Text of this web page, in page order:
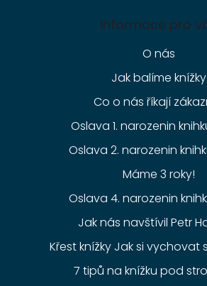
Informace pro
O nás
Jak balíme knížky
Co o nás říkají
Oslava 1. narozenin
Oslava 2. narozenin
Máme 3 roky!
Oslava 4. narozenin
Jak nás navštívil Petr
Křest knížky Jak si vychovat
7 tipů na knížku pod